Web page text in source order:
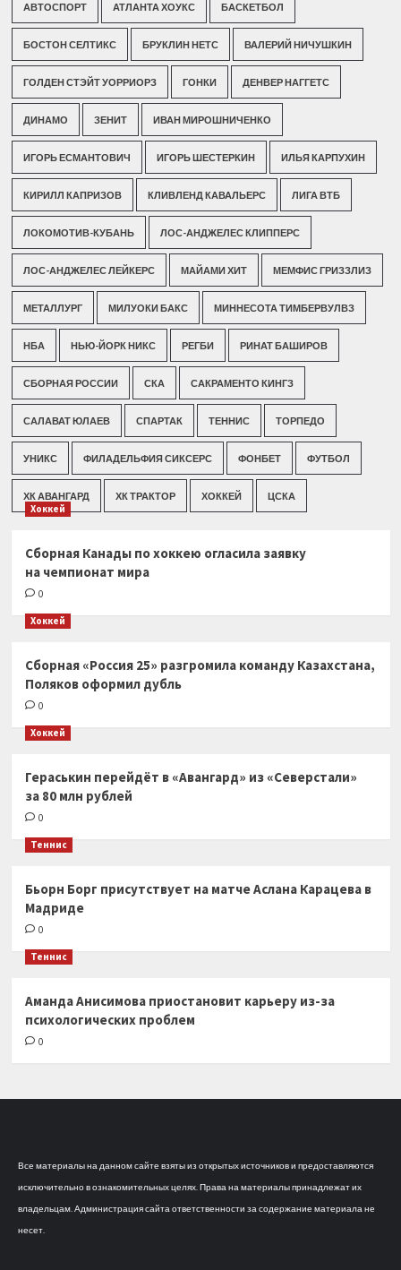
АВТОСПОРТ АТЛАНТА ХОУКС БАСКЕТБОЛ
БОСТОН СЕЛТИКС БРУКЛИН НЕТС ВАЛЕРИЙ НИЧУШКИН
ГОЛДЕН СТЭЙТ УОРРИОРЗ ГОНКИ ДЕНВЕР НАГГЕТС
ДИНАМО ЗЕНИТ ИВАН МИРОШНИЧЕНКО
ИГОРЬ ЕСМАНТОВИЧ ИГОРЬ ШЕСТЕРКИН ИЛЬЯ КАРПУХИН
КИРИЛЛ КАПРИЗОВ КЛИВЛЕНД КАВАЛЬЕРС ЛИГА ВТБ
ЛОКОМОТИВ-КУБАНЬ ЛОС-АНДЖЕЛЕС КЛИППЕРС
ЛОС-АНДЖЕЛЕС ЛЕЙКЕРС МАЙАМИ ХИТ МЕМФИС ГРИЗЗЛИЗ
МЕТАЛЛУРГ МИЛУОКИ БАКС МИННЕСОТА ТИМБЕРВУЛВЗ
НБА НЬЮ-ЙОРК НИКС РЕГБИ РИНАТ БАШИРОВ
СБОРНАЯ РОССИИ СКА САКРАМЕНТО КИНГЗ
САЛАВАТ ЮЛАЕВ СПАРТАК ТЕННИС ТОРПЕДО
УНИКС ФИЛАДЕЛЬФИЯ СИКСЕРС ФОНБЕТ ФУТБОЛ
ХК АВАНГАРД ХК ТРАКТОР ХОККЕЙ ЦСКА
Хоккей
Сборная Канады по хоккею огласила заявку
на чемпионат мира
0
Хоккей
Сборная «Россия 25» разгромила команду Казахстана,
Поляков оформил дубль
0
Хоккей
Гераськин перейдёт в «Авангард» из «Северстали»
за 80 млн рублей
0
Теннис
Бьорн Борг присутствует на матче Аслана Карацева в
Мадриде
0
Теннис
Аманда Анисимова приостановит карьеру из-за
психологических проблем
0
Все материалы на данном сайте взяты из открытых источников и предоставляются
исключительно в ознакомительных целях. Права на материалы принадлежат их
владельцам. Администрация сайта ответственности за содержание материала не
несет.